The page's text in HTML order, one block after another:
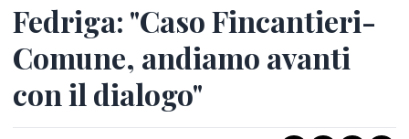
Fedriga: "Caso Fincantieri-
Comune, andiamo avanti
con il dialogo"